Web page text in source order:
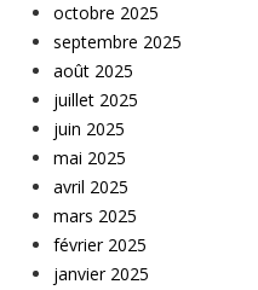
octobre 2025
septembre 2025
août 2025
juillet 2025
juin 2025
mai 2025
avril 2025
mars 2025
février 2025
janvier 2025